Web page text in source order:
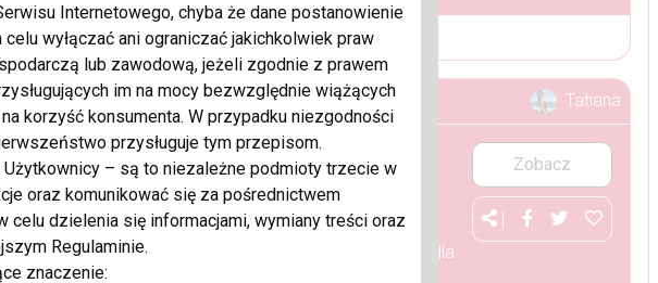
Internetowego, chyba że dane postanowienie
wyłączać ani ograniczać jakichkolwiek praw
lub zawodową, jeżeli zgodnie z prawem
im na mocy bezwzględnie wiążących
korzyść konsumenta. W przypadku niezgodności
przysługuje tym przepisom.
– są to niezależne podmioty trzecie w
oraz komunikować się za pośrednictwem
celu dzielenia się informacjami, wymiany treści oraz
Regulaminie.
znaczenie:
Tatiana
świetne rozwiązanie dla
nie chce przepłacać za drogi sprzęt telewizyjny.
Zobacz
|